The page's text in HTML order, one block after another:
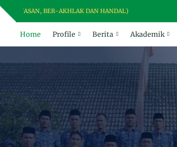
BER-AKHLAK DAN HANDAL)
Home Profile Berita Akademik